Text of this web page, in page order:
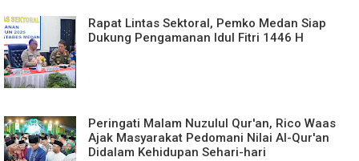
Rapat Lintas Sektoral, Pemko Medan Siap
Dukung Pengamanan Idul Fitri 1446 H
Peringati Malam Nuzulul Qur'an, Rico Waas
Ajak Masyarakat Pedomani Nilai Al-Qur'an
Didalam Kehidupan Sehari-hari